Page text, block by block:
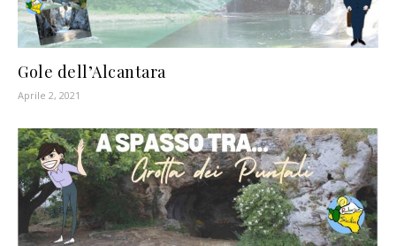
Gole dell’Alcantara
Aprile 2, 2021